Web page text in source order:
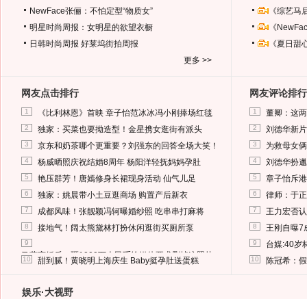
NewFace张俪：不怕定型“物质女”
明星时尚周报：女明星的欲望衣橱
日韩时尚周报 好莱坞街拍周报
更多 >>
《综艺
《
《夏日
网友点击排行
1 《比利林恩》首映 章子怡范冰冰冯小刚捧场红毯
2 独家：买菜也要拗造型！金星携女逛街有派头
3 京东和奶茶哪个更重要？刘强东的回答全场大笑！
4 杨威晒照庆祝结婚8周年 杨阳洋轻抚妈妈孕肚
5 艳压群芳！唐嫣修身长裙现身活动 仙气儿足
6 独家：姚晨带小土豆逛商场 购置产后新衣
7 成都风味！张靓颖冯轲曝婚纱照 吃串串打麻将
8 接地气！阔太熊黛林打扮休闲逛街买厕所泵
9
马蓉离婚后，砸1000万人民币给媒体要求删掉这照片
10 甜到腻！黄晓明上海庆生 Baby挺孕肚送蛋糕
网友评论排行
1 董卿：这
2 刘德华新
3 为救母女
4 刘德华扮
5 章子怡斥
6 律师：于
7 王力宏否
8 王刚自曝7
9 台媒:40岁
10 陈冠希：
娱乐·大视野